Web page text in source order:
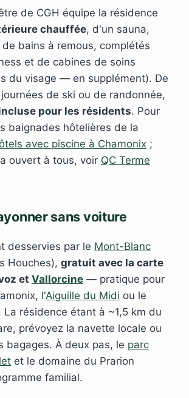
de CGH équipe la résidence
chauffée, d'un sauna,
bains à remous, complétés
et de cabines de soins
du visage — en supplément). De
de ski ou de randonnée,
pour les résidents. Pour
baignades hôtelières de la
avec piscine à Chamonix ;
ouvert à tous, voir QC Terme
sans voiture
desservies par le Mont-Blanc
Houches), gratuit avec la carte
et Vallorcine — pratique pour
l'Aiguille du Midi ou le
résidence étant à ~1,5 km du
prévoyez la navette locale ou
bagages. À deux pas, le parc
et le domaine du Prarion
familial.